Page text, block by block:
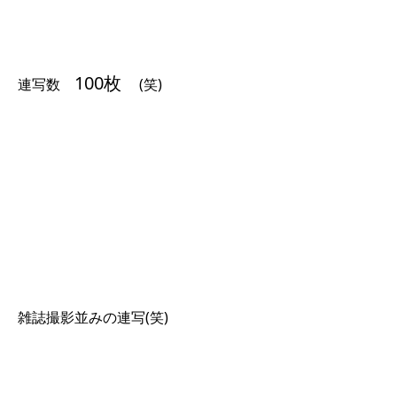
連写数 100枚 (笑)
雑誌撮影並みの連写(笑)